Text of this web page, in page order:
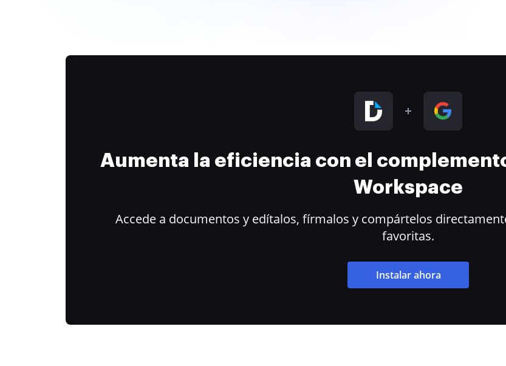
Aumenta la eficiencia con el
Workspace
Accede a documentos y edítalos, fírmalos y compártelos
favoritas.
Instalar ahora